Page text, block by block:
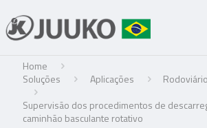
Home
Soluções
Aplicações
Supervisão dos procedimentos de
caminhão basculante rotativo